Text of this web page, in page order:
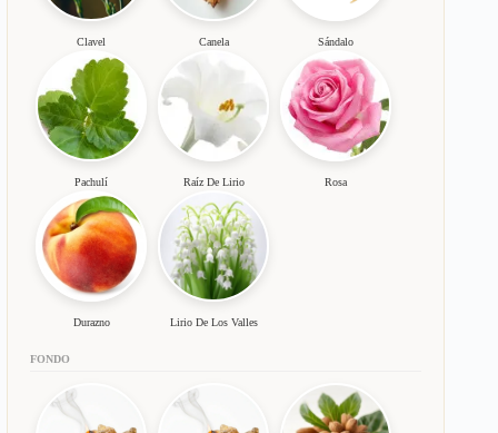
Clavel Canela Sándalo
Pachulí Raíz De Lirio Rosa
Durazno Lirio De Los Valles
FONDO